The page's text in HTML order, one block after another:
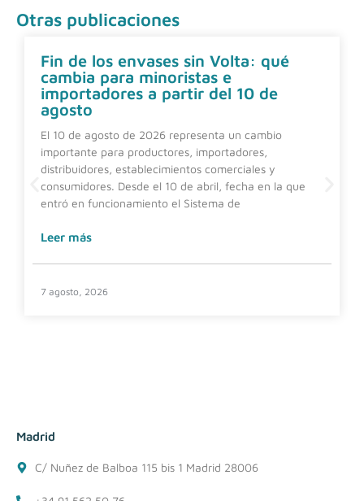
Otras publicaciones
Fin de los envases sin Volta: qué
cambia para minoristas e
importadores a partir del 10 de
agosto
El 10 de agosto de 2026 representa un cambio
importante para productores, importadores,
distribuidores, establecimientos comerciales y
consumidores. Desde el 10 de abril, fecha en la que
entró en funcionamiento el Sistema de
Leer más
7 agosto, 2026
Madrid
C/ Nuñez de Balboa 115 bis 1 Madrid 28006